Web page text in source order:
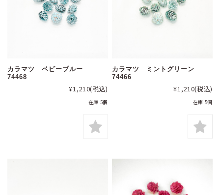
カラマツ ベビーブルー
74468
¥1,210(税込)
在庫 5個
カラマツ ミントグリーン
74466
¥1,210(税込)
在庫 5個